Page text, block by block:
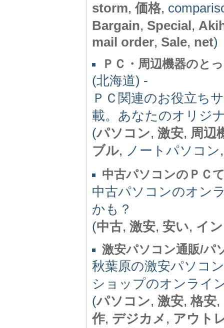
storm,価格,
Bargain, Special,
mail order, Sale, net)
ＰＣ・周辺機器のと
(北海道) -
ＰＣ関連のお役立ち
載。あなたのオリジ
(パソコン, 激安, 周辺
ブル, ノートパソコ
中古パソコンのＰＣ
中古パソコンのオン
かも？
(中古, 激安, 安い, イ
激安パソコン通販/パ
秋葉原の激安パソコ
ショップのオンライ
(パソコン, 激安,格安,
作, デジカメ , アウト